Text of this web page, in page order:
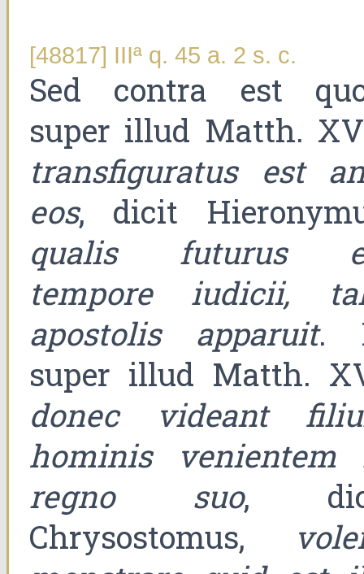
[48817] IIIª q. 45 a. 2 s. c.
Sed contra est
super illud Matth.
transfiguratus est
eos, dicit
qualis futurus
tempore iudicii,
apostolis apparuit.
super illud Matth.
donec videant
hominis venientem
regno suo,
Chrysostomus,